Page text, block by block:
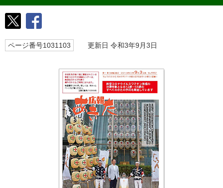
ページ番号1031103 更新日 令和3年9月3日